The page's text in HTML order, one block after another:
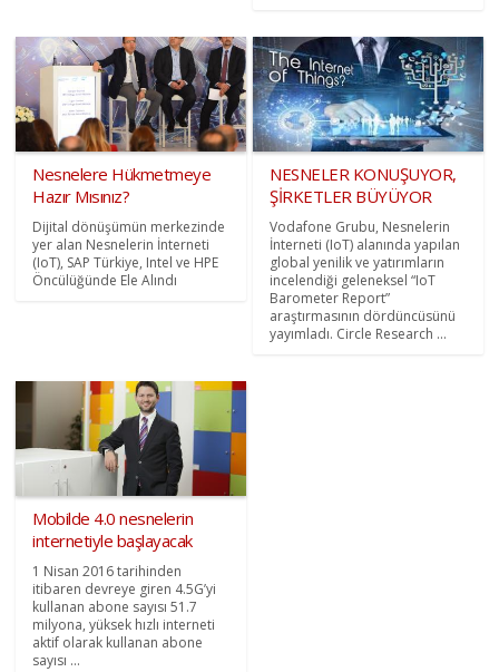
Nesnelere Hükmetmeye
Hazır Mısınız?
Dijital dönüşümün merkezinde
yer alan Nesnelerin İnterneti
(IoT), SAP Türkiye, Intel ve HPE
Öncülüğünde Ele Alındı
NESNELER KONUŞUYOR,
ŞİRKETLER BÜYÜYOR
Vodafone Grubu, Nesnelerin
İnterneti (IoT) alanında yapılan
global yenilik ve yatırımların
incelendiği geleneksel “IoT
Barometer Report”
araştırmasının dördüncüsünü
yayımladı. Circle Research ...
Mobilde 4.0 nesnelerin
internetiyle başlayacak
1 Nisan 2016 tarihinden
itibaren devreye giren 4.5G’yi
kullanan abone sayısı 51.7
milyona, yüksek hızlı interneti
aktif olarak kullanan abone
sayısı ...